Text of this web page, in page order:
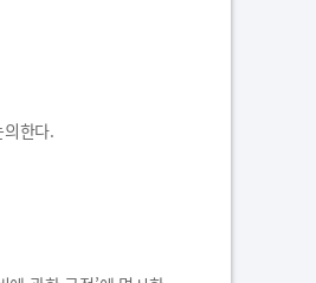
한다.